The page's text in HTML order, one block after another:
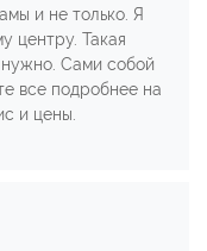
и не только. Я
центру. Такая
нужно. Сами собой
все подробнее на
и цены.